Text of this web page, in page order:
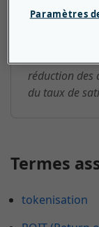
Les
certain
institutions
erreurs
réduction des
du taux de
Termes
tokenisation
Paramètres